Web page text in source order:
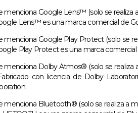
menciona Google Lens™ (solo se
Lens™ es una marca comercial de
menciona Google Play Protect (solo se
Play Protect es una marca comercial
menciona Dolby Atmos® (solo se
con licencia de Dolby
menciona Bluetooth® (solo se realiza a